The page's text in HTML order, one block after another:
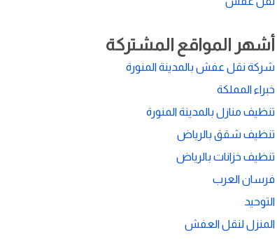
أشهر المواقع المشتركة
شركة نقل عفش بالمدينة المنورة
خبراء المملكة
تنظيف منازل بالمدينة المنورة
تنظيف شقق بالرياض
تنظيف خزانات بالرياض
فرسان العرب
التوحيد
المنزل لنقل العفش